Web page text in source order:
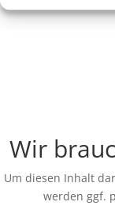
Wir
Um diesen Inhalt
werden ggf.